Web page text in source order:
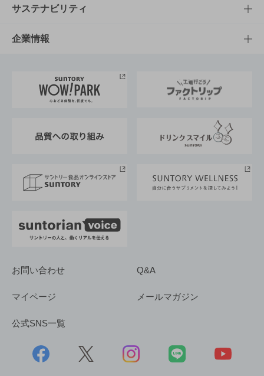
商品発売情報
栄養成分一覧
キャンペーン
工場見学
地域情報
文化・スポーツTOP
サントリーホール
サントリーサンバーズ大阪
サステナビリティ
サステナビリティTOP
サントリーが考えるサステナビリティ経営
企業情報
企業概要
採用情報
お問い合わせ Q&A
マイページ メールマガジン
公式SNS一覧